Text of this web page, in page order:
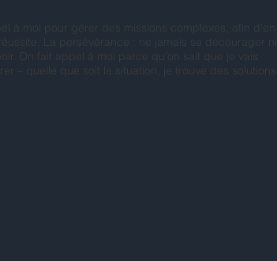
à moi pour gérer des missions complexes, afin d’en
réussite. ​​La persévérance : ne jamais se décourager ni
On fait appel à moi parce qu’on sait que je vais
– quelle que soit la situation, je trouve des solutions.